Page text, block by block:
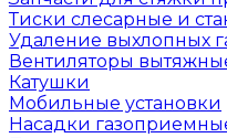
Тиски слесарные и
Удаление выхлопных
Вентиляторы
Катушки
Мобильные установки
Насадки